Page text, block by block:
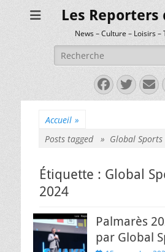
Les Reporters
News – Culture – Loisirs –
Rechercher :
E-
Accueil »
Posts tagged » Global Sports
Étiquette : Global
2024
Palmarès
par Global